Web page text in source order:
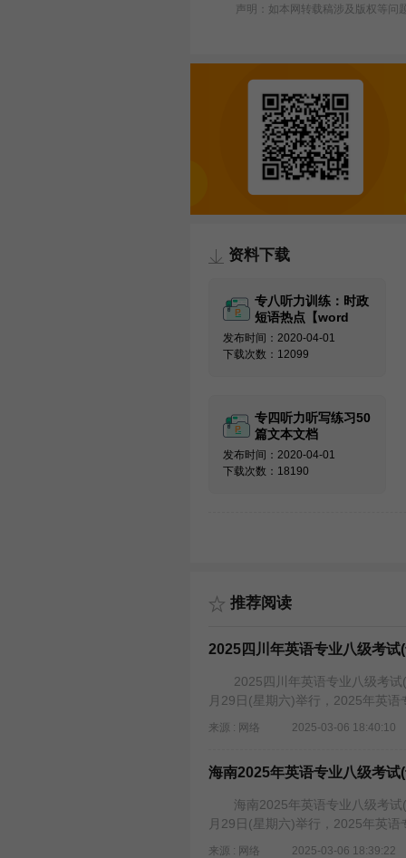
声明：如本网转载稿涉及版权等
资料下载
专八听力训练：时政
短语热点【word
版】
发布时间：2020-04-01
下载次数：12099
专四听力听写练习50
篇文本文档
发布时间：2020-04-01
下载次数：18190
推荐阅读
2025四川年英语专业八级考试
2025四川年英语专业八级考试(
月29日(星期六)举行，2025年英语
来源 : 网络 2025-03-06 18:40:10
海南2025年英语专业八级考试
海南2025年英语专业八级考试(
月29日(星期六)举行，2025年英语
来源 : 网络 2025-03-06 18:39:22